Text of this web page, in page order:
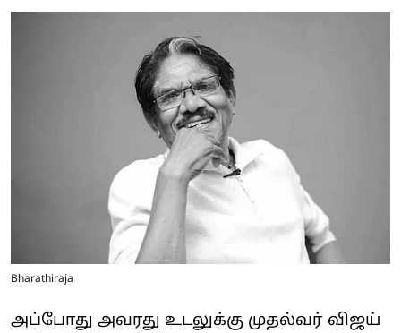
Bharathiraja
அப்போது அவரது உடலுக்கு முதல்வர் விஜய்